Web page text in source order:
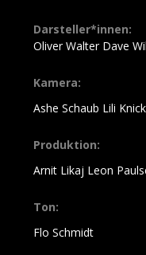
Darsteller*innen:
Oliver Walter Dave
Kamera:
Ashe Schaub Lili
Produktion:
Arnit Likaj Leon
Ton:
Flo Schmidt